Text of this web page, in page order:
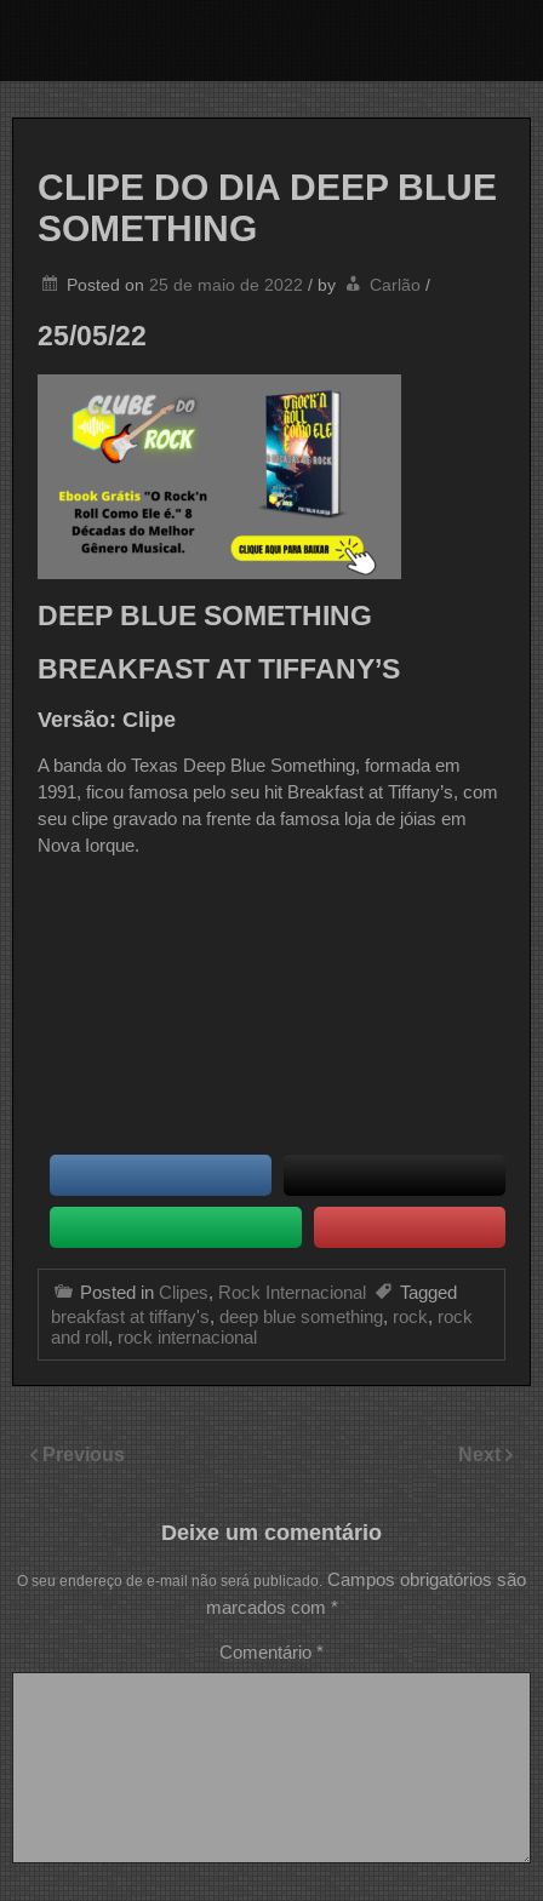
CLIPE DO DIA DEEP BLUE
SOMETHING
Posted on 25 de maio de 2022 / by Carlão /
25/05/22
DEEP BLUE SOMETHING
BREAKFAST AT TIFFANY’S
Versão: Clipe
A banda do Texas Deep Blue Something, formada em
1991, ficou famosa pelo seu hit Breakfast at Tiffany’s, com
seu clipe gravado na frente da famosa loja de jóias em
Nova Iorque.
Posted in Clipes, Rock Internacional
Tagged
breakfast at tiffany's, deep blue something, rock, rock
and roll, rock internacional
Previous Next
Deixe um comentário
O seu endereço de e-mail não será publicado. Campos obrigatórios são
marcados com *
Comentário *